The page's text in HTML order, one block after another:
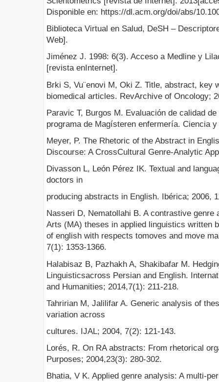
Disponible en: https://dl.acm.org/doi/abs/
Biblioteca Virtual en Salud, DeSH –
Web].
Jiménez J. 1998: 6(3). Acceso a Medline y
[revista enInternet].
Brki S, Vu¨enovi M, Oki Z. Title, abstract, key
biomedical articles. RevArchive of Oncology;
Paravic T, Burgos M. Evaluación de calidad
programa de Magísteren enfermería. Ciencia
Meyer, P. The Rhetoric of the Abstract in
Discourse: A CrossCultural Genre-Analytic
Divasson L, León Pérez IK. Textual and
doctors in
producing abstracts in English. Ibérica; 2006,
Nasseri D, Nematollahi B. A contrastive
Arts (MA) theses in applied linguistics written
of english with respects tomoves and move
7(1): 1353-1366.
Halabisaz B, Pazhakh A, Shakibafar M.
Linguisticsacross Persian and English.
and Humanities; 2014,7(1): 211-218.
Tahririan M, Jalilifar A. Generic analysis of
variation across
cultures. IJAL; 2004, 7(2): 121-143.
Lorés, R. On RA abstracts: From rhetorical
Purposes; 2004,23(3): 280-302.
Bhatia, V K. Applied genre analysis: A multi-